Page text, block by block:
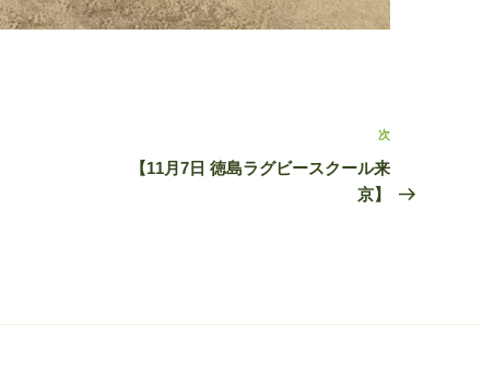
次
の
投
次
【11月7日 徳島ラグビースクール来
京】